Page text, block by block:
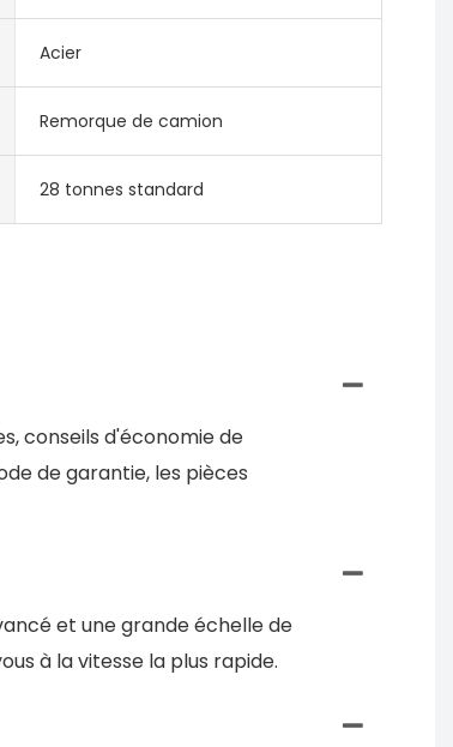
Acier
Remorque de camion
28 tonnes standard
conseils d'économie de
de garantie, les pièces
et une grande échelle de
à la vitesse la plus rapide.